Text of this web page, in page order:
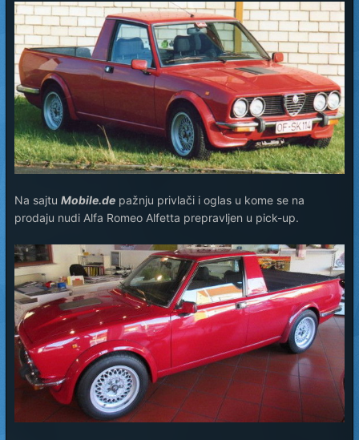
Na sajtu Mobile.de pažnju privlači i oglas u kome se na
prodaju nudi Alfa Romeo Alfetta prepravljen u pick-up.